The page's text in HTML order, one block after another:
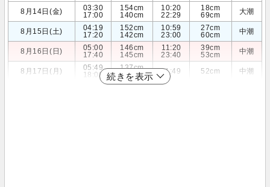
8月14日(金)
03:30
17:00
154cm
140cm
10:20
22:29
18cm
69cm
大潮
8月15日(土)
04:19
17:20
152cm
142cm
10:59
23:00
27cm
60cm
中潮
8月16日(日)
05:00
17:40
146cm
145cm
11:20
23:40
39cm
53cm
中潮
8月17日(月)
05:49
18:00
137cm
147cm
11:49 52cm 中潮
続きを表示